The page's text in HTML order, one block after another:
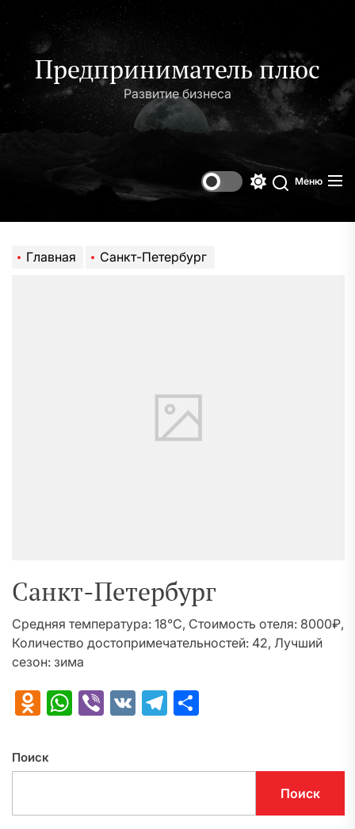
содержимому
Предприниматель плюс
Развитие бизнеса
Поиск
Меню
Главная Санкт-Петербург
Санкт-Петербург
Средняя температура: 18°C, Стоимость отеля: 8000₽,
Количество достопримечательностей: 42, Лучший
сезон: зима
Odnoklassniki
WhatsApp
Viber
VK Telegram
Поиск
Поиск